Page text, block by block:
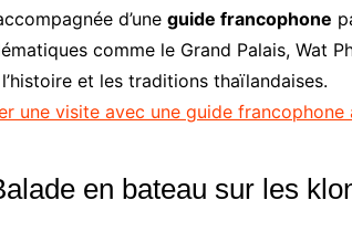
d’une guide francophone
comme le Grand Palais, Wat
et les traditions thaïlandaises.
une visite avec une guide francophone
en bateau sur les